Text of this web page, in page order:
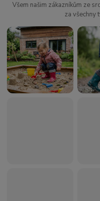
Všem našim zákazníkům ze
za všechny